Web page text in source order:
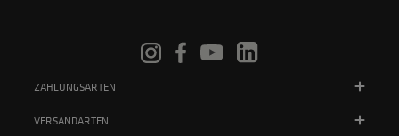
ZAHLUNGSARTEN
VERSANDARTEN